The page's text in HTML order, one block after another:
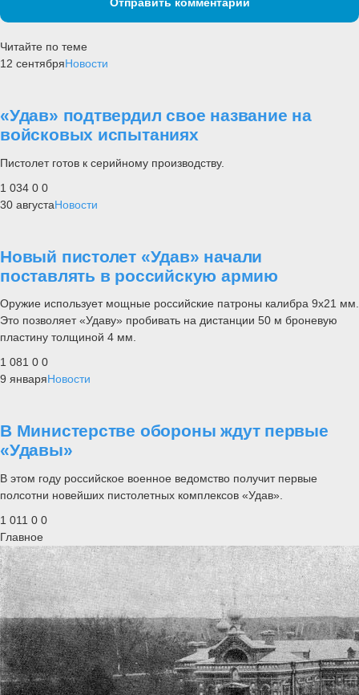
Отправить комментарий
Читайте по теме
12 сентябряНовости
«Удав» подтвердил свое название на
войсковых испытаниях
Пистолет готов к серийному производству.
1 034 0 0
30 августаНовости
Новый пистолет «Удав» начали
поставлять в российскую армию
Оружие использует мощные российские патроны калибра 9х21 мм.
Это позволяет «Удаву» пробивать на дистанции 50 м броневую
пластину толщиной 4 мм.
1 081 0 0
9 январяНовости
В Министерстве обороны ждут первые
«Удавы»
В этом году российское военное ведомство получит первые
полсотни новейших пистолетных комплексов «Удав».
1 011 0 0
Главное